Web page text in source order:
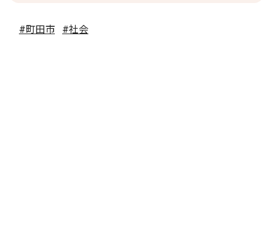
#町田市 #社会